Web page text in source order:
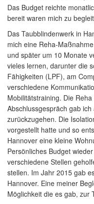
Das Budget reichte
bereit waren mich zu
Das Taubblindenwerk in
mich eine Reha-
und später um 10 Monate
vieles lernen, darunter die
Fähigkeiten (LPF), am
verschiedene
Mobilitätstraining. Die
Abschlussgespräch gab
zurückzugehen. Die
vorgestellt hatte und so
Hannover eine kleine
Persönliches Budget
verschiedene Stellen
stellen. Im Jahr 2015 gab
Hannover. Eine meiner
Möglichkeit die es gab, zur